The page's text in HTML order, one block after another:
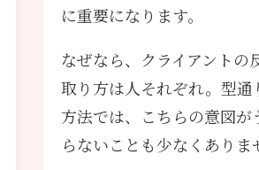
に重要になります。
なぜなら、クライアントの
取り方は人それぞれ。型通
方法では、こちらの意図が
らないことも少なくありま